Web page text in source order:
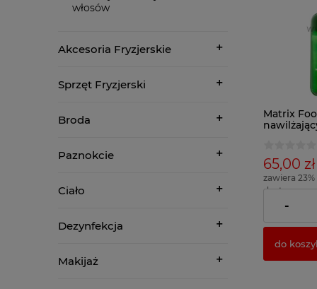
włosów
Akcesoria Fryzjerskie
Sprzęt Fryzjerski
Broda
Paznokcie
Ciało
Dezynfekcja
Makijaż
Matrix
65,00 zł
zawiera
dostawy
( 1 x 100ml
-
do